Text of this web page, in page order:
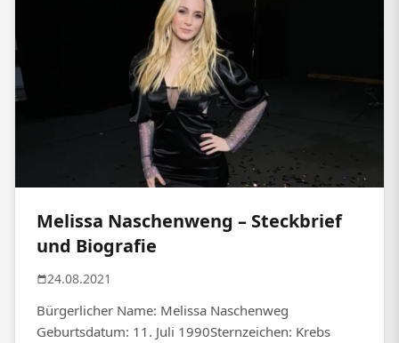
Melissa Naschenweng – Steckbrief
und Biografie
24.08.2021
Bürgerlicher Name: Melissa Naschenweg
Geburtsdatum: 11. Juli 1990Sternzeichen: Krebs